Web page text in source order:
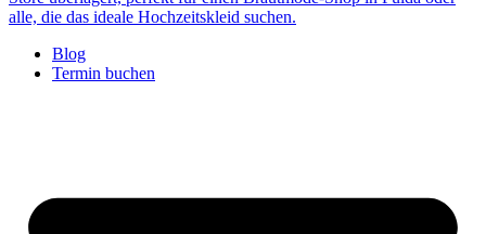
Blog
Termin buchen